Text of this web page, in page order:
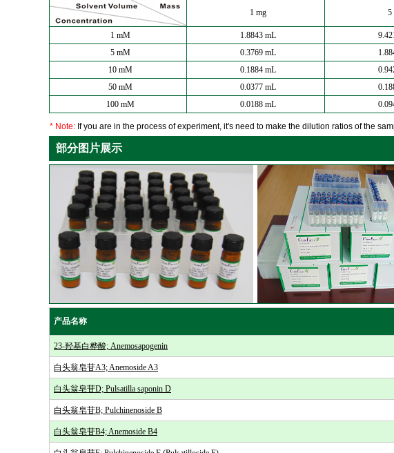
1 mg 5
1 mM 1.8843 mL
5 mM
0.3769 mL
10 mM
0.1884 mL
50 mM
0.0377 mL
100 mM
0.0188 mL
* Note: If you are in the process of experiment, it's need to make the dilution ratios of the
部分图片展示
产品名称
23-羟基白桦酸; Anemosapogenin
白头翁皂苷A3; Anemoside A3
白头翁皂苷D; Pulsatilla saponin D
白头翁皂苷B; Pulchinenoside B
白头翁皂苷B4; Anemoside B4